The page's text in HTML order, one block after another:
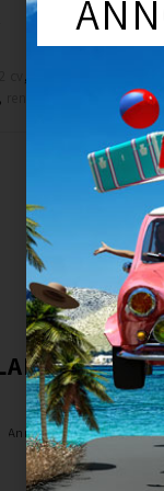
,
,
Marque:Goodridge
Année du véhicule:à
2005
Série:ST170/225